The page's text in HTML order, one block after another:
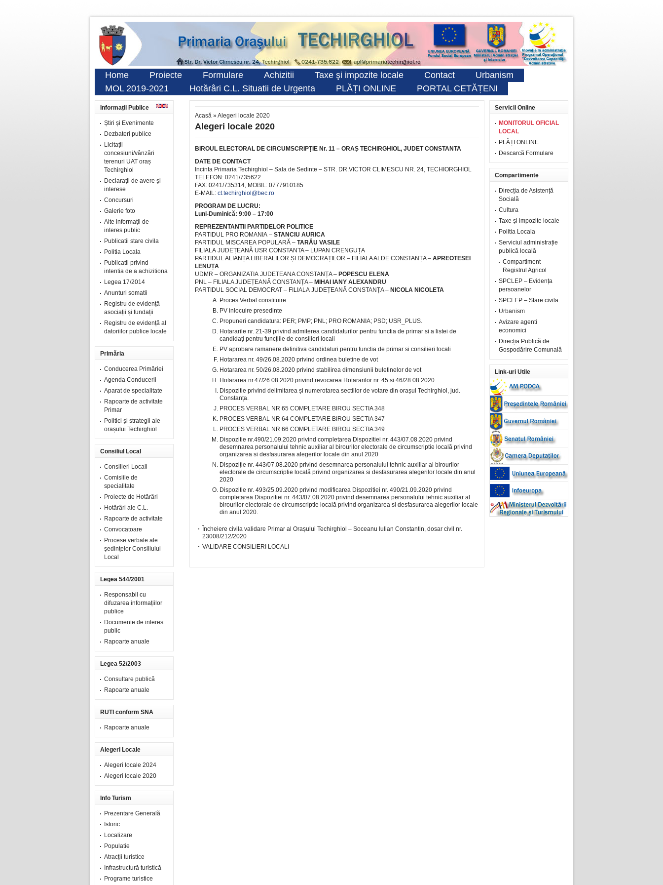
Home Proiecte Formulare Achizitii Taxe şi impozite locale Contact
Urbanism
MOL 2019-2021
Hotărâri C.L. Situatii de Urgenta PLĂȚI ONLINE PORTAL CETĂȚENI
Informații Publice
Știri și Evenimente
Dezbateri publice
Licitații
concesiuni/vânzări
terenuri UAT oraș
Techirghiol
Declaraţii de avere și
interese
Concursuri
Galerie foto
Alte informaţii de
interes public
Publicatii stare civila
Politia Locala
Publicatii privind
intentia de a achizitiona
Legea 17/2014
Anunturi somatii
Registru de evidență
asociații și fundații
Registru de evidență al
datoriilor publice locale
Primăria
Conducerea Primăriei
Agenda Conducerii
Aparat de specialitate
Rapoarte de activitate
Primar
Politici și strategii ale
orașului Techirghiol
Consiliul Local
Consilieri Locali
Comisiile de
specialitate
Proiecte de Hotărâri
Hotărâri ale C.L.
Rapoarte de activitate
Convocatoare
Procese verbale ale
şedinţelor Consiliului
Local
Legea 544/2001
Responsabil cu
difuzarea informațiilor
publice
Documente de interes
public
Rapoarte anuale
Legea 52/2003
Consultare publică
Rapoarte anuale
RUTI conform SNA
Rapoarte anuale
Alegeri Locale
Alegeri locale 2024
Alegeri locale 2020
Info Turism
Prezentare Generală
Istoric
Localizare
Populatie
Atracții turistice
Infrastructură turistică
Programe turistice
Acasă »Alegeri locale 2020
Alegeri locale 2020
BIROUL ELECTORAL DE CIRCUMSCRIPȚIE Nr. 11 – ORAȘ TECHIRGHIOL, JUDET CONSTANTA
DATE DE CONTACT
Incinta Primaria Techirghiol – Sala de Sedinte – STR. DR.VICTOR CLIMESCU NR. 24, TECHIORGHIOL
TELEFON: 0241/735622
FAX: 0241/735314, MOBIL: 0777910185
E-MAIL: ct.techirghiol@bec.ro
PROGRAM DE LUCRU:
Luni-Duminică: 9:00 – 17:00
REPREZENTANTII PARTIDELOR POLITICE
PARTIDUL PRO ROMANIA – STANCIU AURICA
PARTIDUL MISCAREA POPULARĂ – TARĂU VASILE
FILIALA JUDEȚEANĂ USR CONSTANTA – LUPAN CRENGUȚA
PARTIDUL ALIANȚA LIBERALILOR ȘI DEMOCRAȚILOR – FILIALA ALDE CONSTANȚA – APREOTESEI
LENUȚA
UDMR – ORGANIZATIA JUDETEANA CONSTANȚA – POPESCU ELENA
PNL – FILIALA JUDEȚEANĂ CONSTANȚA – MIHAI IANY ALEXANDRU
PARTIDUL SOCIAL DEMOCRAT – FILIALA JUDEȚEANĂ CONSTANȚA – NICOLA NICOLETA
Proces Verbal constituire
PV inlocuire presedinte
Propuneri candidatura: PER; PMP; PNL; PRO ROMANIA; PSD; USR_PLUS.
Hotararile nr. 21-39 privind admiterea candidaturilor pentru functia de primar si a listei de
candidați pentru funcțiile de consilieri locali
PV aprobare ramanere definitiva candidaturi pentru functia de primar si consilieri locali
Hotararea nr. 49/26.08.2020 privind ordinea buletine de vot
Hotararea nr. 50/26.08.2020 privind stabilirea dimensiunii buletinelor de vot
Hotararea nr.47/26.08.2020 privind revocarea Hotararilor nr. 45 si 46/28.08.2020
Dispozitie privind delimitarea și numerotarea sectiilor de votare din orașul Techirghiol, jud.
Constanța.
PROCES VERBAL NR 65 COMPLETARE BIROU SECTIA 348
PROCES VERBAL NR 64 COMPLETARE BIROU SECTIA 347
PROCES VERBAL NR 66 COMPLETARE BIROU SECTIA 349
Dispozitie nr.490/21.09.2020 privind completarea Dispozitiei nr. 443/07.08.2020 privind
desemnarea personalului tehnic auxiliar al birourilor electorale de circumscriptie locală privind
organizarea si desfasurarea alegerilor locale din anul 2020
Dispoziție nr. 443/07.08.2020 privind desemnarea personalului tehnic auxiliar al birourilor
electorale de circumscriptie locală privind organizarea si desfasurarea alegerilor locale din anul
2020
Dispozitie nr. 493/25.09.2020 privind modificarea Dispozitiei nr. 490/21.09.2020 privind
completarea Dispozitiei nr. 443/07.08.2020 privind desemnarea personalului tehnic auxiliar al
birourilor electorale de circumscriptie locală privind organizarea si desfasurarea alegerilor locale
din anul 2020.
Încheiere civila validare Primar al Orașului Techirghiol – Soceanu Iulian Constantin, dosar civil nr.
23008/212/2020
VALIDARE CONSILIERI LOCALI
Servicii Online
MONITORUL OFICIAL
LOCAL
PLĂȚI ONLINE
Descarcă Formulare
Compartimente
Direcția de Asistență
Socială
Cultura
Taxe şi impozite locale
Politia Locala
Serviciul administrație
publică locală
Compartiment
Registrul Agricol
SPCLEP – Evidența
persoanelor
SPCLEP – Stare civila
Urbanism
Avizare agenti
economici
Direcția Publică de
Gospodărire Comunală
Link-uri Utile